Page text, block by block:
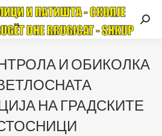
И ОБИКОЛКА
НА ГРАДСКИТЕ